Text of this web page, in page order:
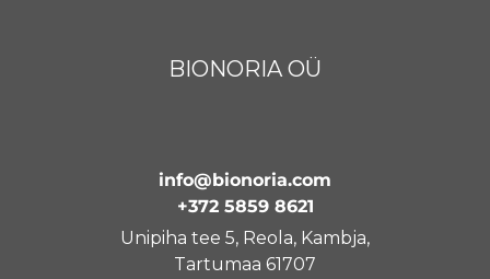
BIONORIA OÜ
info@bionoria.com
+372 5859 8621
Unipiha tee 5, Reola, Kambja,
Tartumaa 61707